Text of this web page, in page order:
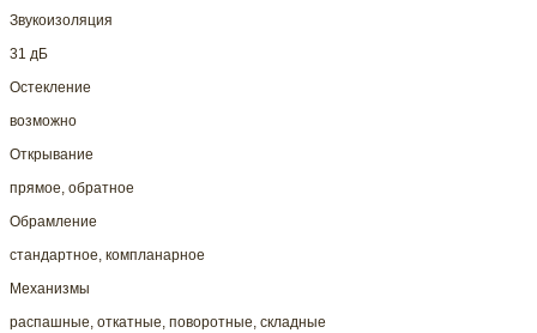
Звукоизоляция
31 дБ
Остекление
возможно
Открывание
прямое, обратное
Обрамление
стандартное, компланарное
Механизмы
распашные, откатные, поворотные, складные